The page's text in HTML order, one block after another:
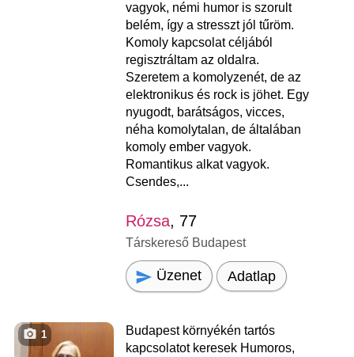
vagyok, némi humor is szorult
belém, így a stresszt jól tűröm.
Komoly kapcsolat céljából
regisztráltam az oldalra.
Szeretem a komolyzenét, de az
elektronikus és rock is jöhet. Egy
nyugodt, barátságos, vicces,
néha komolytalan, de általában
komoly ember vagyok.
Romantikus alkat vagyok.
Csendes,...
Rózsa, 77
Társkereső Budapest
Üzenet Adatlap
1
Budapest környékén tartós
kapcsolatot keresek Humoros,